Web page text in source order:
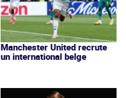
Manchester United recrute
un international belge